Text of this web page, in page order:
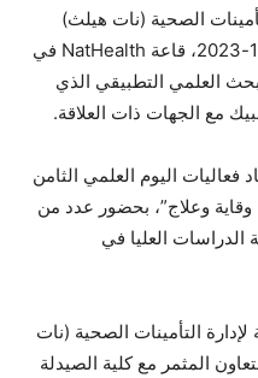
الصحية (نات هيلث)
الدكتور إياد عطاري، الخميس 21-12-2023، قاعة NatHealth في
العلمي التطبيقي الذي
مع الجهات ذات العلاقة.
فعاليات اليوم العلمي الثامن
وقاية وعلاج”، بحضور عدد من
الدراسات العليا في
التأمينات الصحية (نات
المثمر مع كلية الصيدلة